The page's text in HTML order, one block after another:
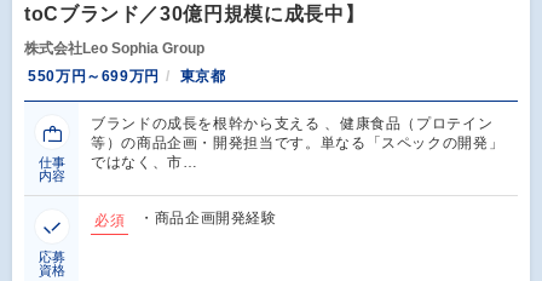
toCブランド／30億円規模に成長中】
株式会社Leo Sophia Group
550万円～699万円
東京都
仕事
内容
ブランドの成長を根幹から支える 、健康食品（プロテイン
等）の商品企画・開発担当です。単なる「スペックの開発」
ではなく、市…
応募
資格
必須 ・商品企画開発経験